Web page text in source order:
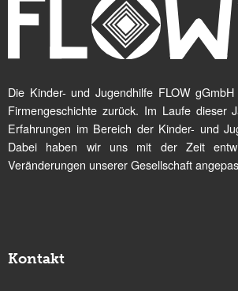
Die Kinder- und Jugendhilfe FLOW
Firmengeschichte zurück. Im Laufe dieser
Erfahrungen im Bereich der Kinder- und
Dabei haben wir uns mit der Zeit
Veränderungen unserer Gesellschaft
Kontakt